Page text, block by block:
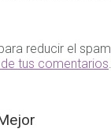
reducir el spam.
tus comentarios